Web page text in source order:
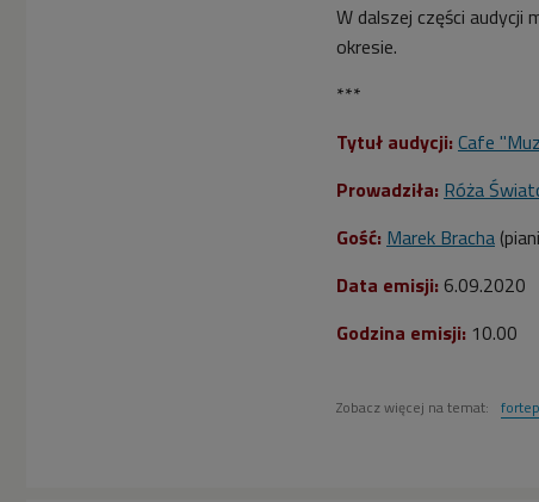
W dalszej części audycji
okresie.
***
Tytuł audycji: Cafe
Prowadziła: Róża
Gość: Marek Bracha
Data emisji: 6.09.2020
Godzina emisji: 10.00
Zobacz więcej na temat: